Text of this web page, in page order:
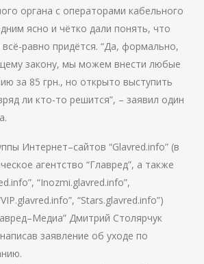
органа с операторами кабельного
ясно и чётко дали понять, что
равно придётся. “Да, формально,
закону, мы можем внести любые
за 85 грн., но открыто выступить
ли кто-то решится”, – заявил один
Интернет–сайтов “Glavred.info” (в
агентство “Главред”, а также
“Inozmi.glavred.info”,
“Stars.glavred.info”)
Дмитрий Столярчук
заявление об уходе по